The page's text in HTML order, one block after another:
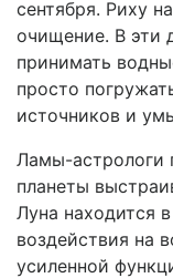
сентября. Риху
очищение. В эти
принимать
просто
источников и
Ламы-астрологи
планеты
Луна находится
воздействия на
усиленной